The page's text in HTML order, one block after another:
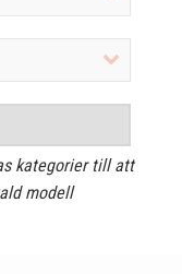
kategorier till att
modell